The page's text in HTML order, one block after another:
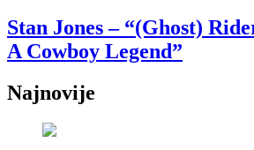
Stan Jones – “(Ghost)
A Cowboy Legend”
Najnovije